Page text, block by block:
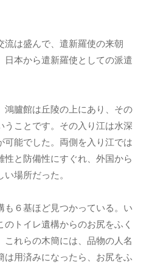
流は盛んで、遣新羅使の来朝
日本から遣新羅使としての派遣
鴻臚館は丘陵の上にあり、その
うことです。その入り江は水深
可能でした。両側を入り江では
性と防備性にすぐれ、外国から
場所だった。
６基ほど見つかっている。い
トイレ遺構からのお尻をふく
これらの木簡には、品物の人名
は用済みになったら、お尻をふ